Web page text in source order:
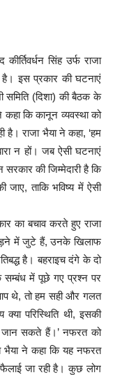
सिंह उर्फ राजा
है। इस प्रकार की घटनाएं
समिति (दिशा) की बैठक के
कहा कि कानून व्यवस्था को
है। राजा भैया ने कहा, ‘हम
न हों। जब ऐसी घटनाएं
की जिम्मेदारी है कि
जाए, ताकि भविष्य में ऐसी
का बचाव करते हुए राजा
में जुटे हैं, उनके खिलाफ
है। बहराइच दंगे के दो
सम्बंध में पूछे गए प्रश्न पर
थे, तो हम सही और गलत
परिस्थिति थी, इसकी
जान सकते हैं।’ नफरत को
भैया ने कहा कि यह नफरत
जा रही है। कुछ लोग